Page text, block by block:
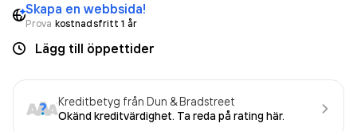
Skapa en webbsida!
Prova kostnadsfritt 1 år
Lägg till öppettider
Kreditbetyg från Dun & Bradstreet
Okänd kreditvärdighet. Ta reda på rating här.